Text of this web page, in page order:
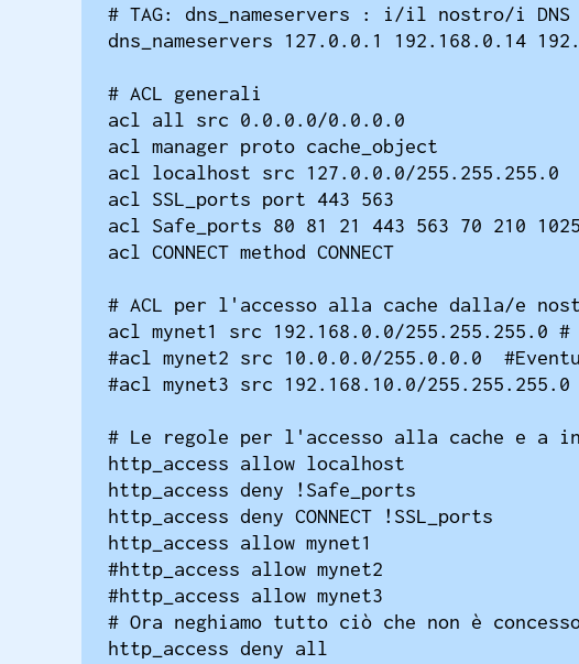
# TAG: dns_nameservers : i/il nostro/i DNS
dns_nameservers 127.0.0.1 192.168.0.14
# ACL generali
acl all src 0.0.0.0/0.0.0.0
acl manager proto cache_object
acl localhost src 127.0.0.0/255.255.255.0
acl SSL_ports port 443 563
acl Safe_ports 80 81 21 443 563 70 210
acl CONNECT method CONNECT
# ACL per l'accesso alla cache dalla/e
acl mynet1 src 192.168.0.0/255.255.255.0
#acl mynet2 src 10.0.0.0/255.0.0.0
#acl mynet3 src 192.168.10.0/255.255.255.0
# Le regole per l'accesso alla cache e a
http_access allow localhost
http_access deny !Safe_ports
http_access deny CONNECT !SSL_ports
http_access allow mynet1
#http_access allow mynet2
#http_access allow mynet3
# Ora neghiamo tutto ciò che non è
http_access deny all